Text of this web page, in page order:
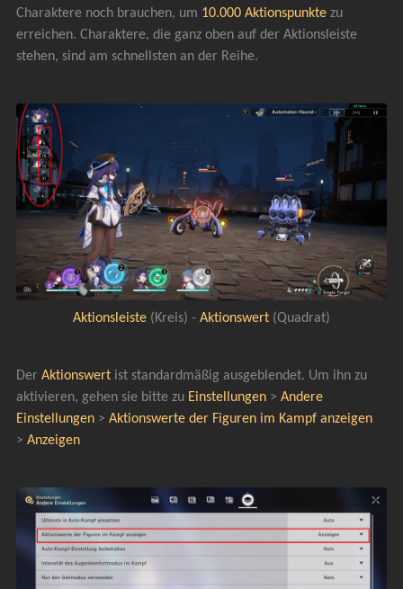
Charaktere noch brauchen, um 10.000 Aktionspunkte zu
erreichen. Charaktere, die ganz oben auf der Aktionsleiste
stehen, sind am schnellsten an der Reihe.
Aktionsleiste (Kreis) - Aktionswert (Quadrat)
Der Aktionswert ist standardmäßig ausgeblendet. Um ihn zu
aktivieren, gehen sie bitte zu Einstellungen > Andere
Einstellungen > Aktionswerte der Figuren im Kampf anzeigen
> Anzeigen